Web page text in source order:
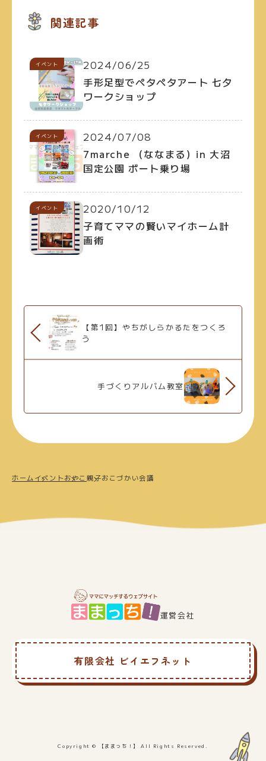
関連記事
イベント
2024/06/25
手形足型でペタペタアート 七夕
ワークショップ
イベント
2024/07/08
7marche （ななまる）in 大沼
国定公園 ボート乗り場
イベント
2020/10/12
子育てママの賢いマイホーム計
画術
【第1回】やちがしらかるたをつくろ
う
手づくりアルバム教室
ホーム イベントおやこ親子おこづかい会議
運営会社
有限会社 ビイエフネット
Copyright © 【ままっち！】 All Rights Reserved.